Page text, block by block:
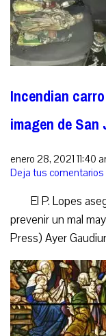
Incendian
imagen de
enero 28, 2021 11:40
Deja tus comentarios
El P. Lopes
prevenir un mal
Press) Ayer